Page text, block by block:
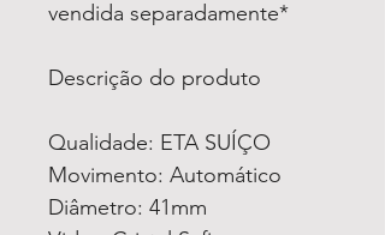
vendida separadamente*
Descrição do produto
Qualidade: ETA SUÍÇO
Movimento: Automático
Diâmetro: 41mm